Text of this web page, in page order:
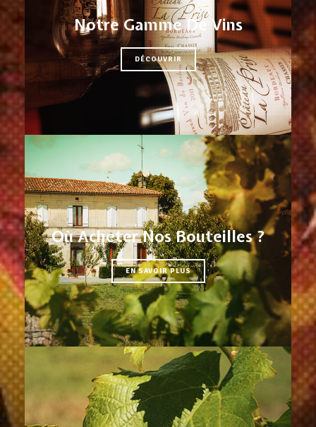
Notre Gamme De Vins
DÉCOUVRIR
Où Acheter Nos Bouteilles ?
EN SAVOIR PLUS